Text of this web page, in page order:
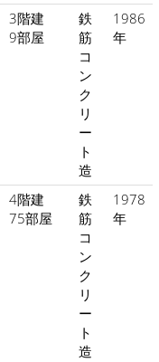
3階建
9部屋
鉄
筋
コ
ン
ク
リ
ー
ト
造
1986
年
4階建
75部屋
鉄
筋
コ
ン
ク
リ
ー
ト
造
1978
年